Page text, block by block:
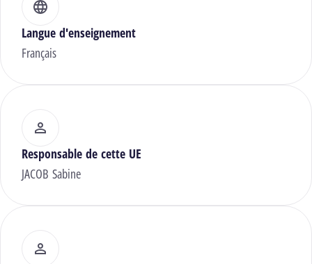
Langue d'enseignement
Français
Responsable de cette UE
JACOB Sabine